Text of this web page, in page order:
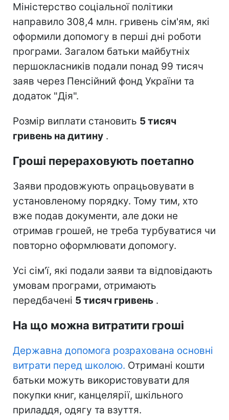
Міністерство соціальної політики
направило 308,4 млн. гривень сім'ям, які
оформили допомогу в перші дні роботи
програми. Загалом батьки майбутніх
першокласників подали понад 99 тисяч
заяв через Пенсійний фонд України та
додаток "Дія".
Розмір виплати становить 5 тисяч
гривень на дитину .
Гроші перераховують поетапно
Заяви продовжують опрацьовувати в
установленому порядку. Тому тим, хто
вже подав документи, але доки не
отримав грошей, не треба турбуватися чи
повторно оформлювати допомогу.
Усі сім'ї, які подали заяви та відповідають
умовам програми, отримають
передбачені 5 тисяч гривень .
На що можна витратити гроші
Державна допомога розрахована основні
витрати перед школою. Отримані кошти
батьки можуть використовувати для
покупки книг, канцелярії, шкільного
приладдя, одягу та взуття.